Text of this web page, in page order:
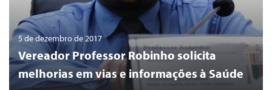
5 de dezembro de 2017
Vereador Professor Robinho solicita
melhorias em vias e informações à Saúde